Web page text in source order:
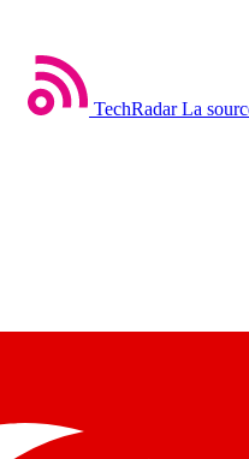
TechRadar La